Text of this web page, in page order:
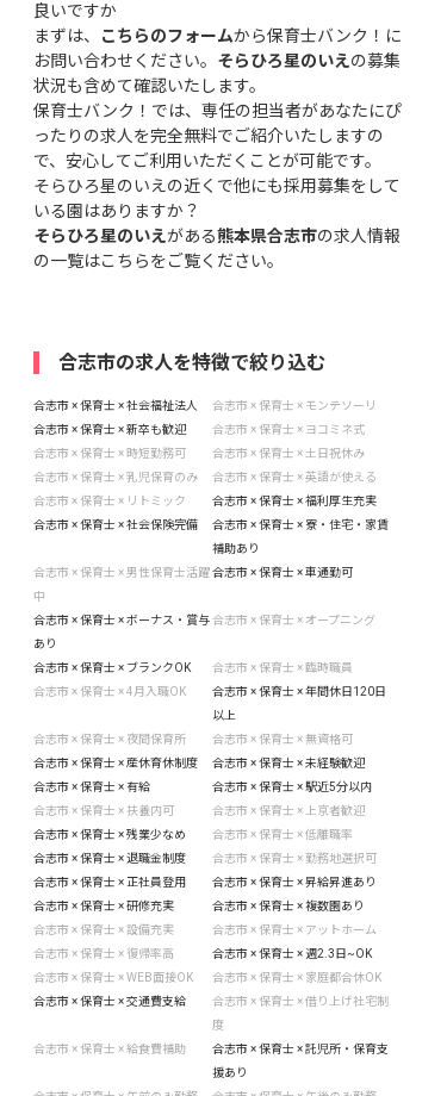
良いですか
まずは、
こちらのフォームから保育士バンク！に
お問い合わせください。 そらひろ星のいえの募集
状況も含めて確認いたします。
保育士バンク！では、専任の担当者があなたにぴ
ったりの求人を完全無料でご紹介いたしますの
で、安心してご利用いただくことが可能です。
そらひろ星のいえの近くで他にも採用募集をして
いる園はありますか？
そらひろ星のいえがある熊本県合志市の求人情報
の一覧はこちらをご覧ください。
合志市の求人を特徴で絞り込む
合志市 × 保育士 × 社会福祉法人
合志市 × 保育士 × モンテソーリ
合志市 × 保育士 × 新卒も歓迎
合志市 × 保育士 × ヨコミネ式
合志市 × 保育士 × 時短勤務可
合志市 × 保育士 × 土日祝休み
合志市 × 保育士 × 乳児保育のみ
合志市 × 保育士 × 英語が使える
合志市 × 保育士 × リトミック
合志市 × 保育士 × 福利厚生充実
合志市 × 保育士 × 社会保険完備
合志市 × 保育士 × 寮・住宅・家賃
補助あり
合志市 × 保育士 × 男性保育士活躍
中
合志市 × 保育士 × 車通勤可
合志市 × 保育士 × ボーナス・賞与
あり
合志市 × 保育士 × オープニング
合志市 × 保育士 × ブランクOK
合志市 × 保育士 × 臨時職員
合志市 × 保育士 × 4月入職OK
合志市 × 保育士 × 年間休日120日
以上
合志市 × 保育士 × 夜間保育所
合志市 × 保育士 × 無資格可
合志市 × 保育士 × 産休育休制度
合志市 × 保育士 × 未経験歓迎
合志市 × 保育士 × 有給
合志市 × 保育士 × 駅近5分以内
合志市 × 保育士 × 扶養内可
合志市 × 保育士 × 上京者歓迎
合志市 × 保育士 × 残業少なめ
合志市 × 保育士 × 低離職率
合志市 × 保育士 × 退職金制度
合志市 × 保育士 × 勤務地選択可
合志市 × 保育士 × 正社員登用
合志市 × 保育士 × 昇給昇進あり
合志市 × 保育士 × 研修充実
合志市 × 保育士 × 複数園あり
合志市 × 保育士 × 設備充実
合志市 × 保育士 × アットホーム
合志市 × 保育士 × 復帰率高
合志市 × 保育士 × 週2.3日~OK
合志市 × 保育士 × WEB面接OK
合志市 × 保育士 × 家庭都合休OK
合志市 × 保育士 × 交通費支給
合志市 × 保育士 × 借り上げ社宅制
度
合志市 × 保育士 × 給食費補助
合志市 × 保育士 × 託児所・保育支
援あり